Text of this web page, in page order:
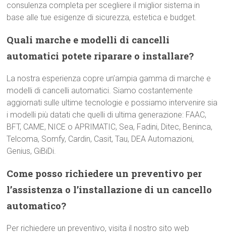
consulenza completa per scegliere il miglior sistema in
base alle tue esigenze di sicurezza, estetica e budget.
Quali marche e modelli di cancelli
automatici potete riparare o installare?
La nostra esperienza copre un’ampia gamma di marche e
modelli di cancelli automatici. Siamo costantemente
aggiornati sulle ultime tecnologie e possiamo intervenire sia
i modelli più datati che quelli di ultima generazione: FAAC,
BFT, CAME, NICE o APRIMATIC, Sea, Fadini, Ditec, Beninca,
Telcoma, Somfy, Cardin, Casit, Tau, DEA Automazioni,
Genius, GiBiDi.
Come posso richiedere un preventivo per
l’assistenza o l’installazione di un cancello
automatico?
Per richiedere un preventivo, visita il nostro sito web